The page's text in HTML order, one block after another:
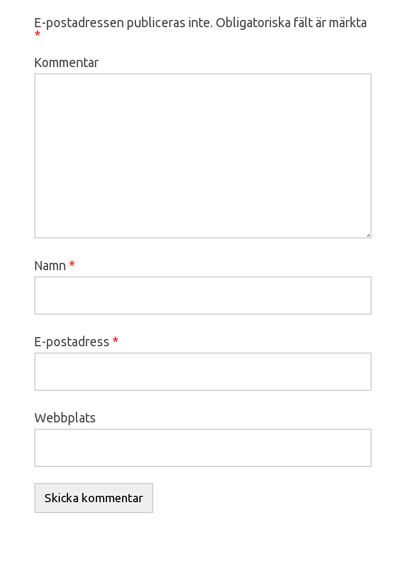
E-postadressen publiceras inte. Obligatoriska fält är märkta
*
Kommentar
Namn *
E-postadress *
Webbplats